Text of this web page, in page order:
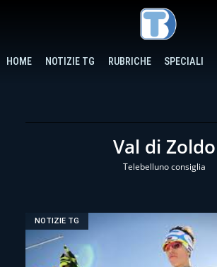
HOME NOTIZIE TG RUBRICHE SPECIALI
Val di Zoldo
Telebelluno consiglia
NOTIZIE TG